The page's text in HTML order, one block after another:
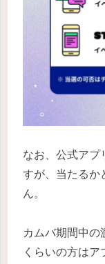
なお、公式アプ
すが、当たるか
ん。
カムバ期間中の
くらいの方はア